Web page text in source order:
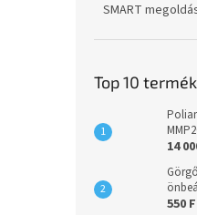
SMART
Top 10 termék
14
550